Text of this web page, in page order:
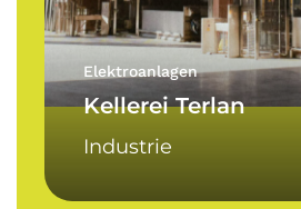
Elektroanlagen
Kellerei Terlan
Industrie